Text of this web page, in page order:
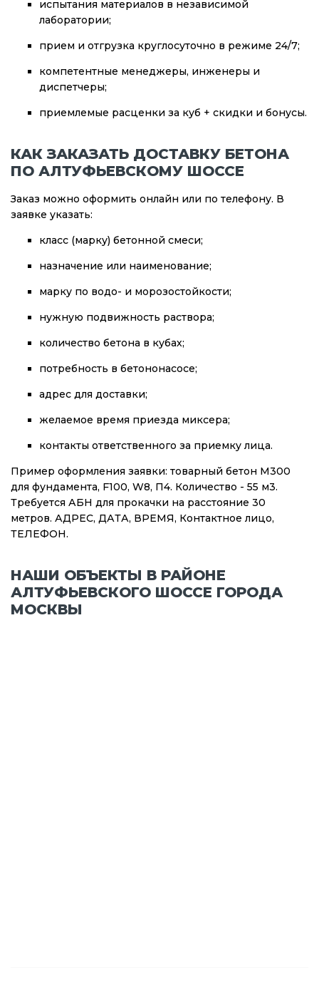
испытания материалов в независимой
лаборатории;
прием и отгрузка круглосуточно в режиме 24/7;
компетентные менеджеры, инженеры и
диспетчеры;
приемлемые расценки за куб + скидки и бонусы.
КАК ЗАКАЗАТЬ ДОСТАВКУ БЕТОНА
ПО АЛТУФЬЕВСКОМУ ШОССЕ
Заказ можно оформить онлайн или по телефону. В
заявке указать:
класс (марку) бетонной смеси;
назначение или наименование;
марку по водо- и морозостойкости;
нужную подвижность раствора;
количество бетона в кубах;
потребность в бетононасосе;
адрес для доставки;
желаемое время приезда миксера;
контакты ответственного за приемку лица.
Пример оформления заявки: товарный бетон М300
для фундамента, F100, W8, П4. Количество - 55 м3.
Требуется АБН для прокачки на расстояние 30
метров. АДРЕС, ДАТА, ВРЕМЯ, Контактное лицо,
ТЕЛЕФОН.
НАШИ ОБЪЕКТЫ В РАЙОНЕ
АЛТУФЬЕВСКОГО ШОССЕ ГОРОДА
МОСКВЫ